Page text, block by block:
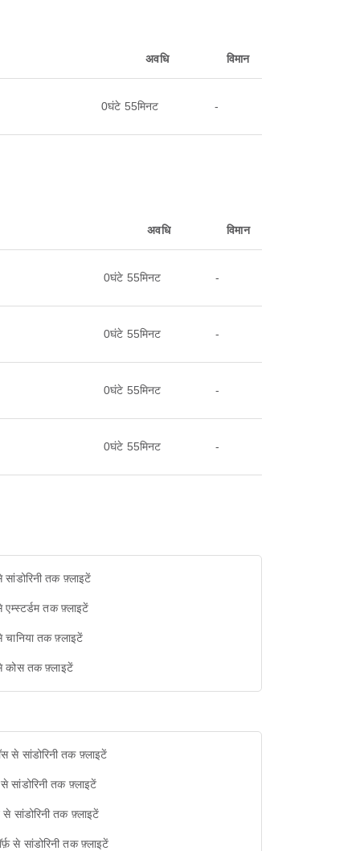
अवधि विमान
0घंटे 55मिनट -
अवधि विमान
0घंटे 55मिनट -
0घंटे 55मिनट -
0घंटे 55मिनट -
0घंटे 55मिनट -
तक फ़्लाइटें
तक फ़्लाइटें
तक फ़्लाइटें
कोस तक फ़्लाइटें
से सांडोरिनी तक फ़्लाइटें
से सांडोरिनी तक फ़्लाइटें
से सांडोरिनी तक फ़्लाइटें
से सांडोरिनी तक फ़्लाइटें